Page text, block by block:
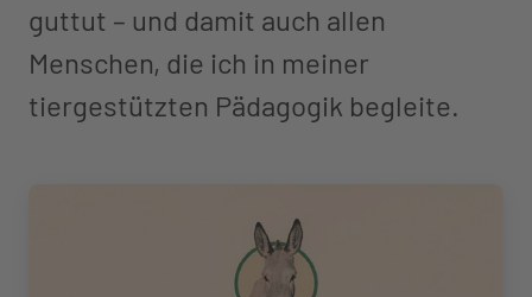
guttut – und damit auch allen
Menschen, die ich in meiner
tiergestützten Pädagogik begleite.